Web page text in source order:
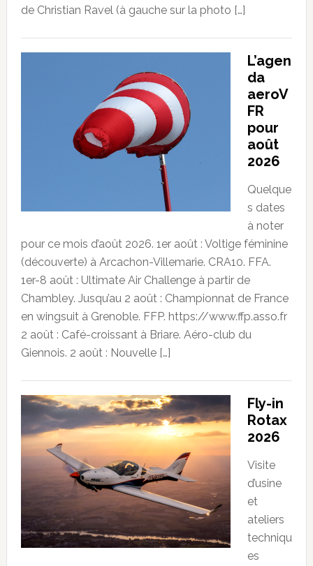
de Christian Ravel (à gauche sur la photo […]
L’agen
da
aeroV
FR
pour
août
2026
Quelque
s dates
à noter
pour ce mois d’août 2026. 1er août : Voltige féminine
(découverte) à Arcachon-Villemarie. CRA10. FFA.
1er-8 août : Ultimate Air Challenge à partir de
Chambley. Jusqu’au 2 août : Championnat de France
en wingsuit à Grenoble. FFP. https://www.ffp.asso.fr
2 août : Café-croissant à Briare. Aéro-club du
Giennois. 2 août : Nouvelle […]
Fly-in
Rotax
2026
Visite
d’usine
et
ateliers
techniqu
es